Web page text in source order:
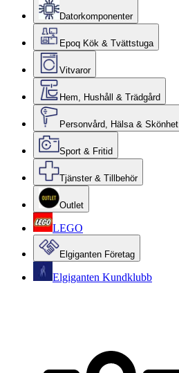
Datorkomponenter
Epoq Kök & Tvättstuga
Vitvaror
Hem, Hushåll & Trädgård
Personvård, Hälsa & Skönhet
Sport & Fritid
Tjänster & Tillbehör
Outlet
LEGO
Elgiganten Företag
Elgiganten Kundklubb